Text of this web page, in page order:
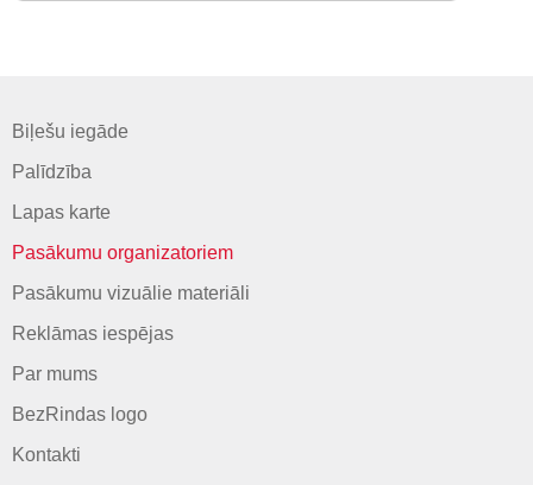
Biļešu iegāde
Palīdzība
Lapas karte
Pasākumu organizatoriem
Pasākumu vizuālie materiāli
Reklāmas iespējas
Par mums
BezRindas logo
Kontakti